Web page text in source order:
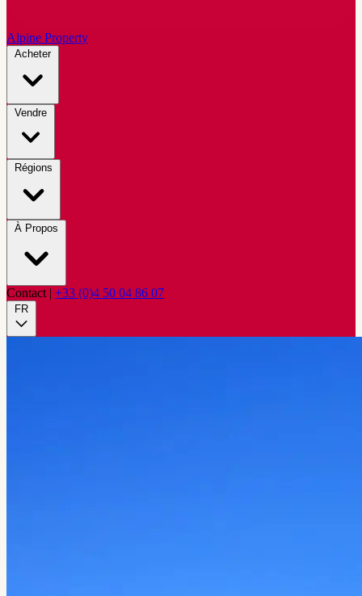
Alpine Property
Acheter
Vendre
Régions
À Propos
Contact | +33 (0)4 50 04 86 07
FR